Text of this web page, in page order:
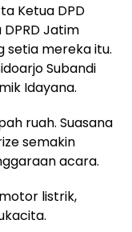
Ketua DPD
Jatim
setia mereka itu.
Subandi
Idayana.
ruah. Suasana
semakin
acara.
listrik,